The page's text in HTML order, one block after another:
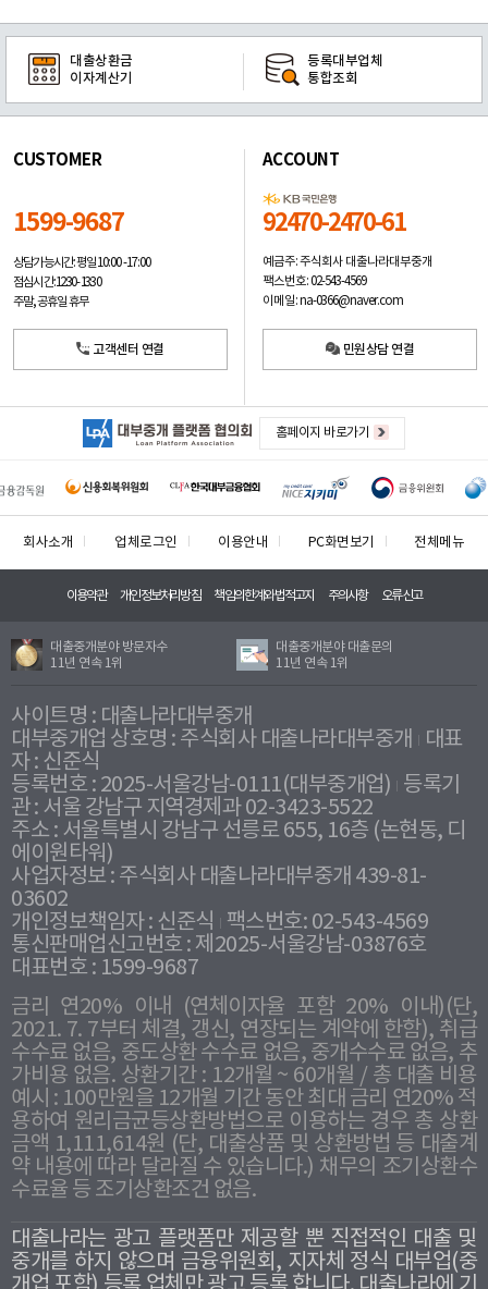
대출상환금
이자계산기
등록대부업체
통합조회
CUSTOMER
1599-9687
상담가능시간: 평일10:00 -17:00
점심시간: 12:30 - 13:30
주말, 공휴일 휴무
고객센터 연결
ACCOUNT
92470-2470-61
예금주: 주식회사 대출나라대부중개
팩스번호: 02-543-4569
이메일: na-0366@naver.com
민원상담 연결
홈페이지 바로가기
회사소개 업체로그인 이용안내 PC화면보기 전체메뉴
이용약관 개인정보처리방침 책임의한계와법적고지 주의사항 오류신고
대출중개분야 방문자수
11년 연속 1위
대출중개분야 대출문의
11년 연속 1위
사이트명 : 대출나라대부중개
대부중개업 상호명 : 주식회사 대출나라대부중개
대표
자 : 신준식
등록번호 : 2025-서울강남-0111(대부중개업) 등록기
관 : 서울 강남구 지역경제과 02-3423-5522
주소 : 서울특별시 강남구 선릉로 655, 16층 (논현동, 디
에이원타워)
사업자정보 : 주식회사 대출나라대부중개 439-81-
03602
개인정보책임자 : 신준식
팩스번호: 02-543-4569
통신판매업신고번호 : 제2025-서울강남-03876호
대표번호 : 1599-9687
금리 연20% 이내 (연체이자율 포함 20% 이내)(단,
2021. 7. 7부터 체결, 갱신, 연장되는 계약에 한함), 취급
수수료 없음, 중도상환 수수료 없음, 중개수수료 없음, 추
가비용 없음. 상환기간 : 12개월 ~ 60개월 / 총 대출 비용
예시 : 100만원을 12개월 기간 동안 최대 금리 연20% 적
용하여 원리금균등상환방법으로 이용하는 경우 총 상환
금액 1,111,614원 (단, 대출상품 및 상환방법 등 대출계
약 내용에 따라 달라질 수 있습니다.) 채무의 조기상환수
수료율 등 조기상환조건 없음.
대출나라는 광고 플랫폼만 제공할 뿐 직접적인 대출 및
중개를 하지 않으며 금융위원회, 지자체 정식 대부업(중